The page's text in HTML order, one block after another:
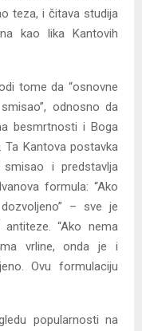
teza, i čitava studija
kao lika Kantovih
tome da “osnovne
odnosno da
besmrtnosti i Boga
Kantova postavka
i predstavlja
formula: “Ako
– sve je
“Ako nema
vrline, onda je i
Ovu formulaciju
popularnosti na